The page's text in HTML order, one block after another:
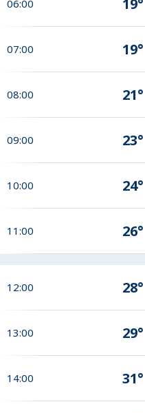
06:00
07:00 19°
08:00 21°
09:00 23°
10:00 24°
11:00 26°
12:00 28°
13:00 29°
14:00 31°